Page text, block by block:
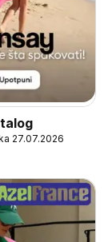
27.07.2026